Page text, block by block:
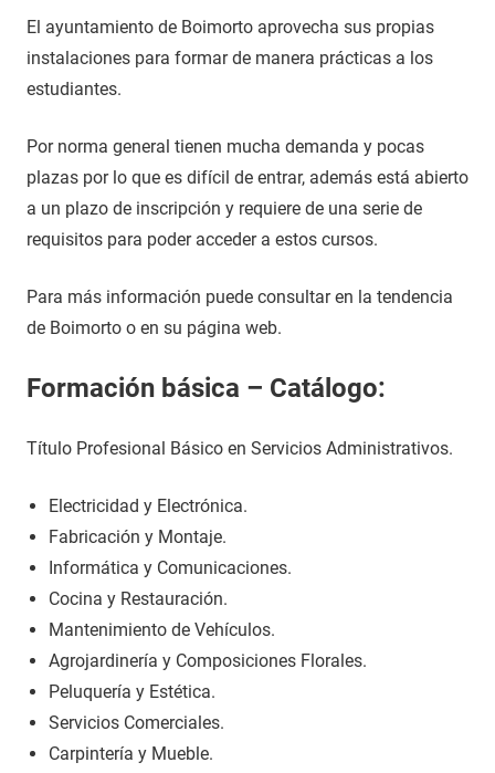
El ayuntamiento de Boimorto aprovecha sus propias
instalaciones para formar de manera prácticas a los
estudiantes.
Por norma general tienen mucha demanda y pocas
plazas por lo que es difícil de entrar, además está abierto
a un plazo de inscripción y requiere de una serie de
requisitos para poder acceder a estos cursos.
Para más información puede consultar en la tendencia
de Boimorto o en su página web.
Formación básica – Catálogo:
Título Profesional Básico en Servicios Administrativos.
Electricidad y Electrónica.
Fabricación y Montaje.
Informática y Comunicaciones.
Cocina y Restauración.
Mantenimiento de Vehículos.
Agrojardinería y Composiciones Florales.
Peluquería y Estética.
Servicios Comerciales.
Carpintería y Mueble.